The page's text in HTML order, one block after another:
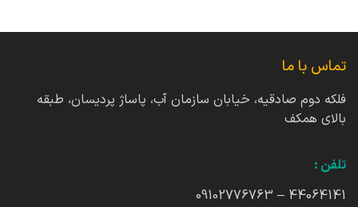
تماس با ما
فلکه دوم صادقیه، خیابان سازمان آب، پاساژ پردیسان، طبقه
بالای همکف
تلفن :
44064141 – 09102776763